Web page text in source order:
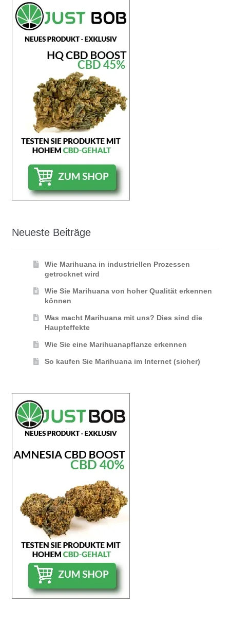
Neueste Beiträge
Wie Marihuana in industriellen Prozessen
getrocknet wird
Wie Sie Marihuana von hoher Qualität erkennen
können
Was macht Marihuana mit uns? Dies sind die
Haupteffekte
Wie Sie eine Marihuanapflanze erkennen
So kaufen Sie Marihuana im Internet (sicher)